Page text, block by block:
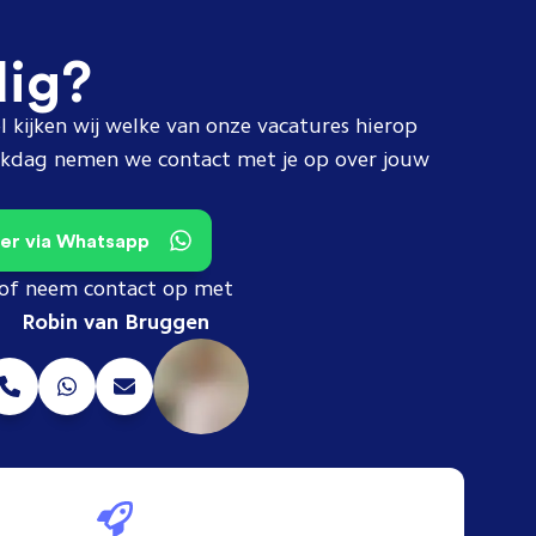
kijken wij welke van onze vacatures hierop
nemen we contact met je op over jouw
via Whatsapp
neem contact op met
Robin van Bruggen